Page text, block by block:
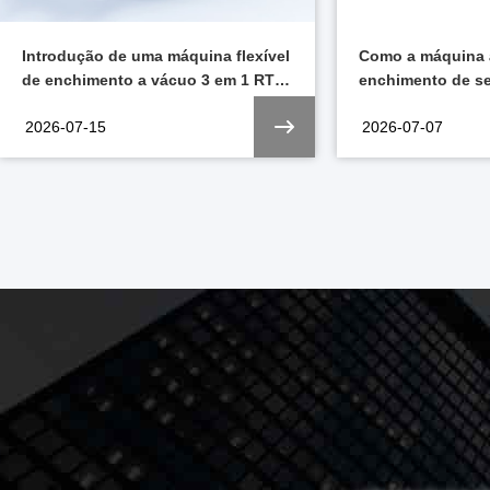
Como a máquina automática de
enchimento de seringas pré-cheias
2026-07-07
Conheça a
China 2026 em
2026-06-02